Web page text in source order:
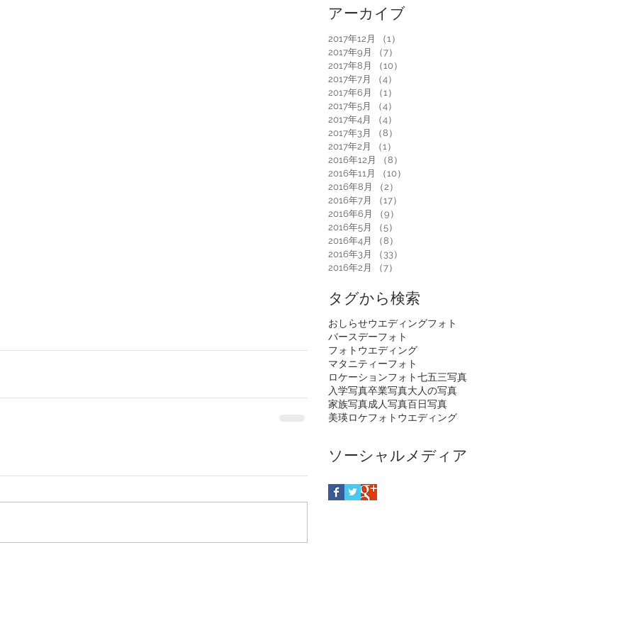
アーカイブ
2017年12月 （1）
2017年9月
（7）
2017年8月
（10）
2017年7月
（4）
2017年6月
（1）
2017年5月
（4）
2017年4月
（4）
2017年3月
（8）
2017年2月
（1）
2016年12月
（8）
2016年11月
（10）
2016年8月
（2）
2016年7月
（17）
2016年6月
（9）
2016年5月
（5）
2016年4月
（8）
2016年3月
（33）
2016年2月
（7）
タグから検索
おしらせウエディングフォト
バースデーフォト
フォトウエディング
マタニティーフォト
ロケーションフォト七五三写真
入学写真卒業写真大人の写真
家族写真成人写真百日写真
美瑛ロケフォトウエディング
ソーシャルメディア